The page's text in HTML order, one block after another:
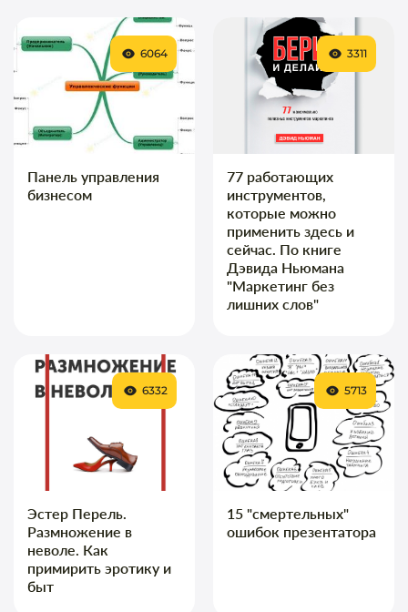
Панель управления
бизнесом
6064
77 работающих
инструментов,
которые можно
применить здесь и
сейчас. По книге
Дэвида Ньюмана
"Маркетинг без
лишних слов"
3311
Эстер Перель.
Размножение в
неволе. Как
примирить эротику и
быт
6332
15 "смертельных"
ошибок презентатора
5713